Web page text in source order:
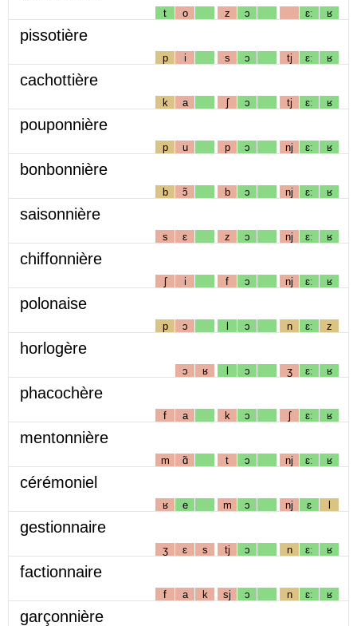
t o z ɔ ɛː ʁ
pissotière
p i s ɔ tj ɛː ʁ
cachottière
k a ʃ ɔ tj ɛː ʁ
pouponnière
p u p ɔ nj ɛː ʁ
bonbonnière
b ɔ̃ b ɔ nj ɛː ʁ
saisonnière
s ɛ z ɔ nj ɛː ʁ
chiffonnière
ʃ i f ɔ nj ɛː ʁ
polonaise
p ɔ l ɔ n ɛː z
horlogère
ɔ ʁ l ɔ ʒ ɛː ʁ
phacochère
f a k ɔ ʃ ɛː ʁ
mentonnière
m ɑ̃ t ɔ nj ɛː ʁ
cérémoniel
ʁ e m ɔ nj ɛ l
gestionnaire
ʒ ɛ s tj ɔ n ɛː ʁ
factionnaire
f a k sj ɔ n ɛː ʁ
garçonnière